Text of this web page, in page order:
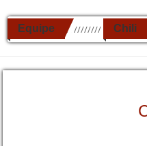
Equipe ////////// Chili